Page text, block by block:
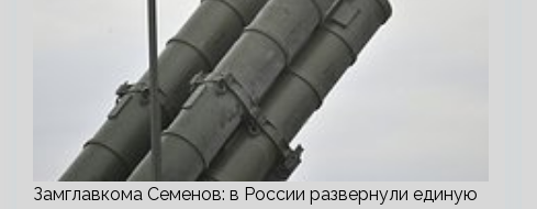
Замглавкома Семенов: в России развернули единую